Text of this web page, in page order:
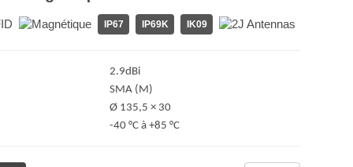
IP67 IP69K IK09
2.9dBi
SMA (M)
Ø 135,5 × 30
-40 °C à +85 °C